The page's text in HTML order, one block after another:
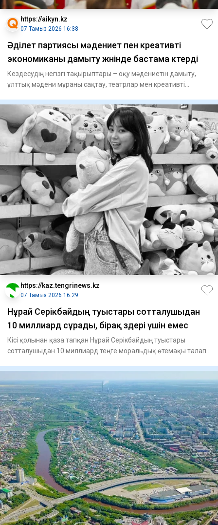
https://aikyn.kz
07 Тамыз 2026 16:38
Әділет партиясы мәдениет пен креативті
экономиканы дамыту жөнінде бастама көтерді
Кездесудің негізгі тақырыптары – оқу мәдениетін дамыту,
ұлттық мәдени мұраны сақтау, театрлар мен креативті
https://kaz.tengrinews.kz
07 Тамыз 2026 16:29
Нұрай Серікбайдың туыстары сотталушыдан
10 миллиард сұрады, бірақ өздері үшін емес
Кісі қолынан қаза тапқан Нұрай Серікбайдың туыстары
сотталушыдан 10 миллиард теңге моральдық өтемақы талап